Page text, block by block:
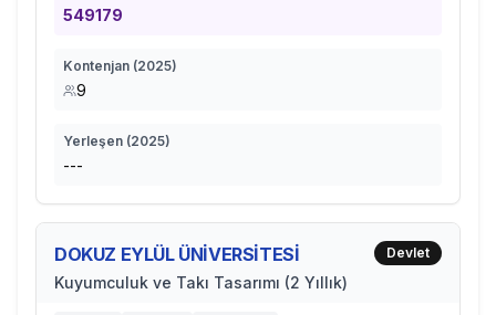
549179
Kontenjan (2025)
9
Yerleşen (2025)
---
DOKUZ EYLÜL ÜNİVERSİTESİ
Kuyumculuk ve Takı Tasarımı (2 Yıllık)
Devlet